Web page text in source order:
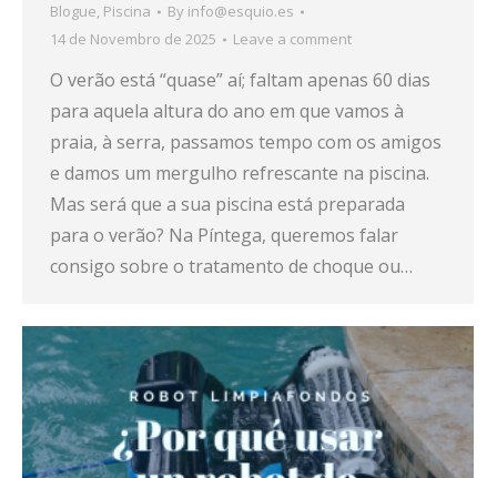
Blogue, Piscina By info@esquio.es
14 de Novembro de 2025
Leave a comment
O verão está “quase” aí; faltam apenas 60 dias
para aquela altura do ano em que vamos à
praia, à serra, passamos tempo com os amigos
e damos um mergulho refrescante na piscina.
Mas será que a sua piscina está preparada
para o verão? Na Píntega, queremos falar
consigo sobre o tratamento de choque ou…